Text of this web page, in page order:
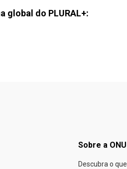
global do PLURAL+:
Sobre a ONU
Descubra o